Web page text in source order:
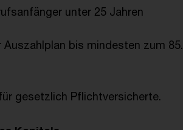
unter 25 Jahren
bis mindesten zum 85.
gesetzlich Pflichtversicherte.